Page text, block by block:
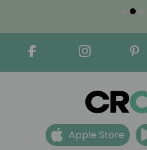
Apple Store